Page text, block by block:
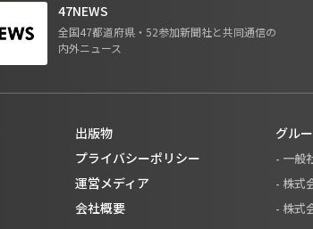
47NEWS
全国47都道府県・52参加新聞社と共同通信の
内外ニュース
出版物
プライバシーポリシー
運営メディア
会社概要
グル
- 一般
- 株式
- 株式